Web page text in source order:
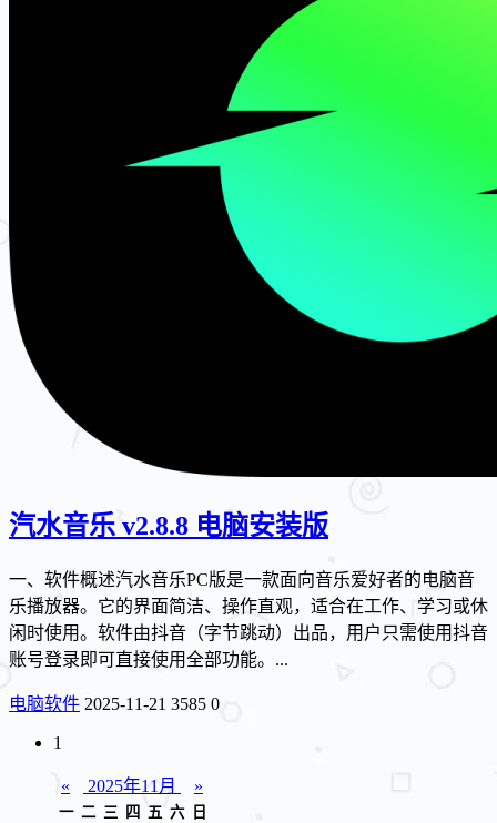
汽水音乐 v2.8.8 电脑安装版
一、软件概述汽水音乐PC版是一款面向音乐爱好者的电脑音
乐播放器。它的界面简洁、操作直观，适合在工作、学习或休
闲时使用。软件由抖音（字节跳动）出品，用户只需使用抖音
账号登录即可直接使用全部功能。...
电脑软件 2025-11-21 3585 0
1
« 2025年11月 »
一 二 三 四 五 六 日